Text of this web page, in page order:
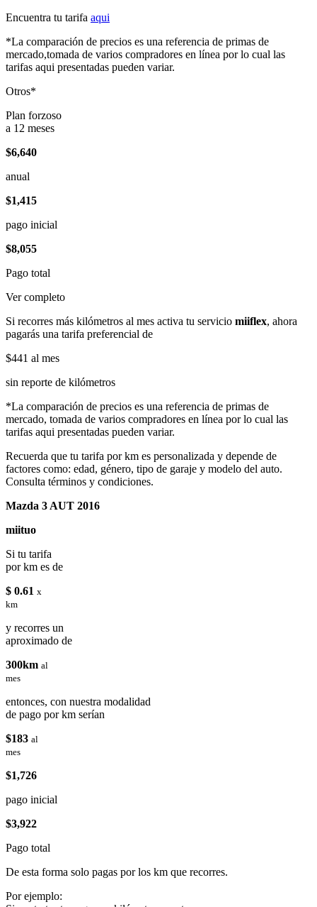
Encuentra tu tarifa aqui
*La comparación de precios es una referencia de primas de
mercado,tomada de varios compradores en línea por lo cual las
tarifas aqui presentadas pueden variar.
Otros*
Plan forzoso
a 12 meses
$6,640
anual
$1,415
pago inicial
$8,055
Pago total
Ver completo
Si recorres más kilómetros al mes activa tu servicio miiflex, ahora
pagarás una tarifa preferencial de
$441 al mes
sin reporte de kilómetros
*La comparación de precios es una referencia de primas de
mercado, tomada de varios compradores en línea por lo cual las
tarifas aqui presentadas pueden variar.
Recuerda que tu tarifa por km es personalizada y depende de
factores como: edad, género, tipo de garaje y modelo del auto.
Consulta términos y condiciones.
Mazda 3 AUT 2016
miituo
Si tu tarifa
por km es de
$ 0.61 x
km
y recorres un
aproximado de
300km al
mes
entonces, con nuestra modalidad
de pago por km serían
$183 al
mes
$1,726
pago inicial
$3,922
Pago total
De esta forma solo pagas por los km que recorres.
Por ejemplo: